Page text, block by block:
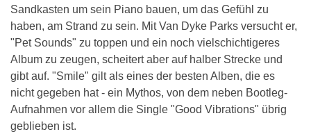
Sandkasten um sein Piano bauen, um das Gefühl zu
haben, am Strand zu sein. Mit Van Dyke Parks versucht er,
"Pet Sounds" zu toppen und ein noch vielschichtigeres
Album zu zeugen, scheitert aber auf halber Strecke und
gibt auf. "Smile" gilt als eines der besten Alben, die es
nicht gegeben hat - ein Mythos, von dem neben Bootleg-
Aufnahmen vor allem die Single "Good Vibrations" übrig
geblieben ist.